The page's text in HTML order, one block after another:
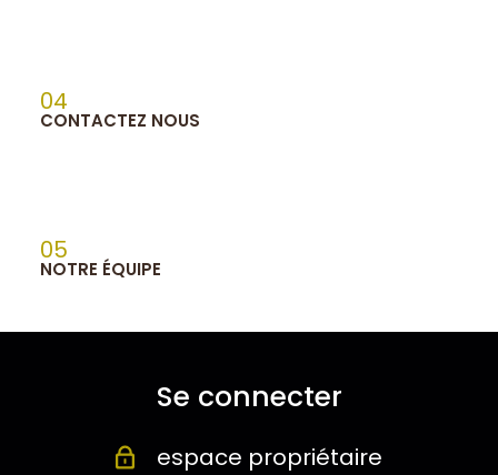
04
CONTACTEZ NOUS
05
NOTRE ÉQUIPE
Se connecter
espace propriétaire